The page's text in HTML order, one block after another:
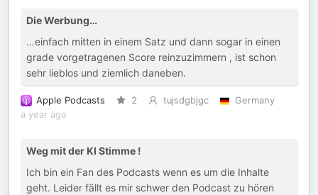
Die Werbung…
…einfach mitten in einem Satz und dann sogar in einen
grade vorgetragenen Score reinzuzimmern , ist schon
sehr lieblos und ziemlich daneben.
Apple Podcasts 2 tujsdgbjgc
Germany
a year ago
Weg mit der KI Stimme !
Ich bin ein Fan des Podcasts wenn es um die Inhalte
geht. Leider fällt es mir schwer den Podcast zu hören